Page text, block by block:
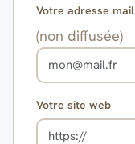
Votre adresse mail
(non diffusée)
Votre site web